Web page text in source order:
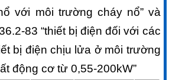
với môi trường cháy nổ” và
83 “thiết bị điện đối với các
bị điện chịu lửa ở môi trường
động cơ từ 0,55-200kW”